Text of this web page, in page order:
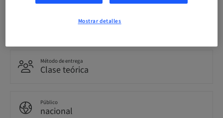
0.00 Puntos
Método de entrega
Clase teórica
Público
nacional
Mostrar detalles